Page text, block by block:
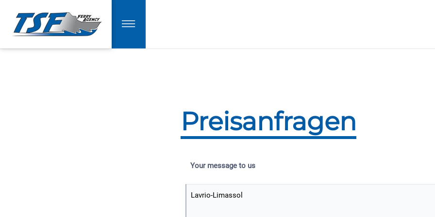
Preisanfragen
Your message to us